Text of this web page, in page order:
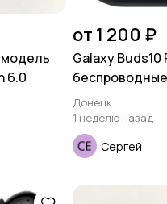
модель
6.0
от 1 200 ₽
Galaxy Buds10
Донецк
1 неделю назад
Сергей